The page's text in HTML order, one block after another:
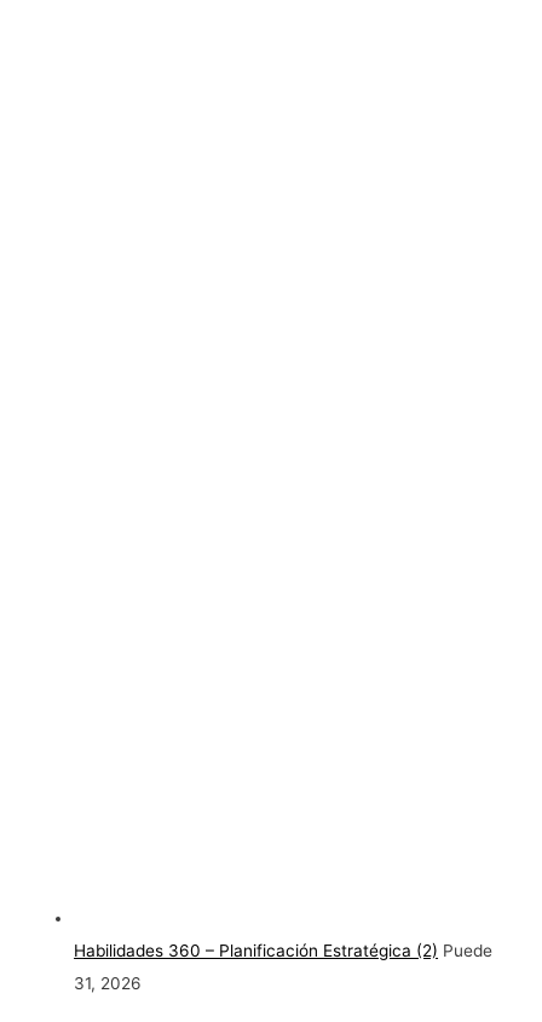
Habilidades 360 – Planificación Estratégica (2) Puede
31, 2026